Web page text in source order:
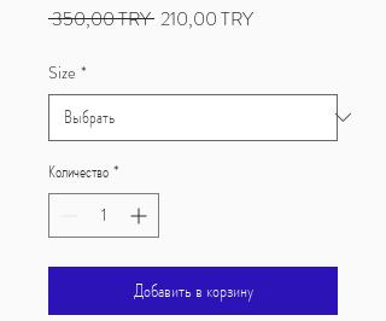
350,00 TRY Обычная
210,00 TRYСпеццена
Size *
Количество *
Добавить в корзину